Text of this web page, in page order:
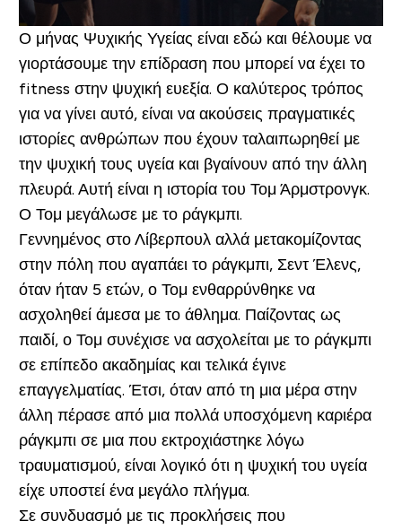
Ο μήνας Ψυχικής Υγείας είναι εδώ και θέλουμε να
γιορτάσουμε την επίδραση που μπορεί να έχει το
fitness στην ψυχική ευεξία. Ο καλύτερος τρόπος
για να γίνει αυτό, είναι να ακούσεις πραγματικές
ιστορίες ανθρώπων που έχουν ταλαιπωρηθεί με
την ψυχική τους υγεία και βγαίνουν από την άλλη
πλευρά. Αυτή είναι η ιστορία του Τομ Άρμστρονγκ.
Ο Τομ μεγάλωσε με το ράγκμπι.
Γεννημένος στο Λίβερπουλ αλλά μετακομίζοντας
στην πόλη που αγαπάει το ράγκμπι, Σεντ Έλενς,
όταν ήταν 5 ετών, ο Τομ ενθαρρύνθηκε να
ασχοληθεί άμεσα με το άθλημα. Παίζοντας ως
παιδί, ο Τομ συνέχισε να ασχολείται με το ράγκμπι
σε επίπεδο ακαδημίας και τελικά έγινε
επαγγελματίας. Έτσι, όταν από τη μια μέρα στην
άλλη πέρασε από μια πολλά υποσχόμενη καριέρα
ράγκμπι σε μια που εκτροχιάστηκε λόγω
τραυματισμού, είναι λογικό ότι η ψυχική του υγεία
είχε υποστεί ένα μεγάλο πλήγμα.
Σε συνδυασμό με τις προκλήσεις που